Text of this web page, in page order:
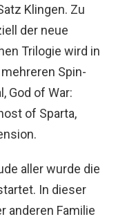
Klingen. Zu
der neue
Trilogie wird in
Spin-
God of War:
of Sparta,
aller wurde die
In dieser
anderen Familie